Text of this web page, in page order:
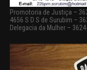
Promotoria de Justiça –
4656 S D S de Surubim –
Delegacia da Mulher –